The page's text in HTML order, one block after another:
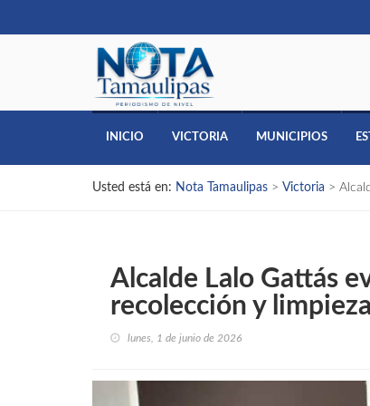
INICIO VICTORIA MUNICIPIOS
Usted está en: Nota Tamaulipas > Victoria >
Alcalde Lalo Gattás
recolección y
lunes, 1 de junio de 2026